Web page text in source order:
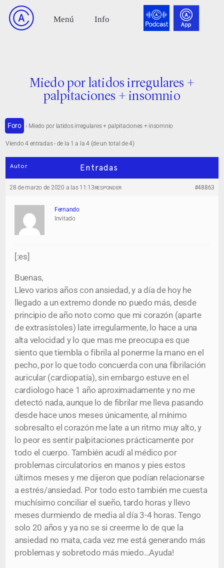
Miedo por latidos irregulares +
palpitaciones + insomnio
Foro › Miedo por latidos irregulares + palpitaciones + insomnio
Viendo 4 entradas - de la 1 a la 4 (de un total de 4)
Autor Entradas
28 de marzo de 2020 a las 11:13 #48863
RESPONDER
Fernando
Invitado
[:es]
Buenas,
Llevo varios años con ansiedad, y a día de hoy he
llegado a un extremo donde no puedo más, desde
principio de año noto como que mi corazón (aparte
de extrasístoles) late irregularmente, lo hace a una
alta velocidad y lo que mas me preocupa es que
siento que tiembla o fibrila al ponerme la mano en el
pecho, por lo que todo concuerda con una fibrilación
auricular (cardiopatía), sin embargo estuve en el
cardiologo hace 1 año aproximadamente y no me
detectó nada, aunque lo de fibrilar me lleva pasando
desde hace unos meses únicamente, al mínimo
sobresalto el corazón me late a un ritmo muy alto, y
lo peor es sentir palpitaciones prácticamente por
todo el cuerpo. También acudí al médico por
problemas circulatorios en manos y pies estos
últimos meses y me dijeron que podían relacionarse
a estrés/ansiedad. Por todo esto también me cuesta
muchísimo conciliar el sueño, tardo horas y llevo
meses durmiendo de media al día 3-4 horas. Tengo
solo 20 años y ya no se si creerme lo de que la
ansiedad no mata, cada vez me está generando más
problemas y sobretodo más miedo…Ayuda!